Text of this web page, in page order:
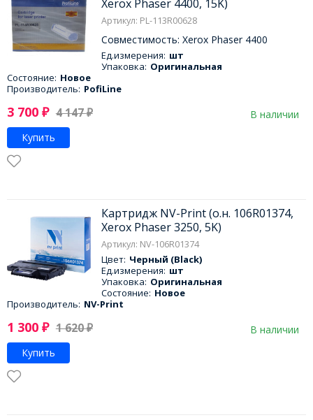
Xerox Phaser 4400, 15K)
Артикул: PL-113R00628
Совместимость: Xerox Phaser 4400
Ед.измерения: шт
Упаковка: Оригинальная
Состояние: Новое
Производитель: PofiLine
3 700 ₽ 4 147₽
В наличии
Купить
Картридж NV-Print (о.н. 106R01374,
Xerox Phaser 3250, 5K)
Артикул: NV-106R01374
Цвет: Черный (Black)
Ед.измерения: шт
Упаковка: Оригинальная
Состояние: Новое
Производитель: NV-Print
1 300 ₽ 1 620₽
В наличии
Купить